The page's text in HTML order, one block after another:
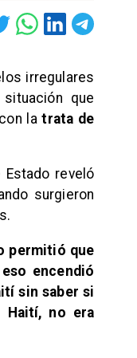
irregulares
situación que
latrata de
reveló
surgieron
permitió que
encendió
sin saber si
Haití, no era